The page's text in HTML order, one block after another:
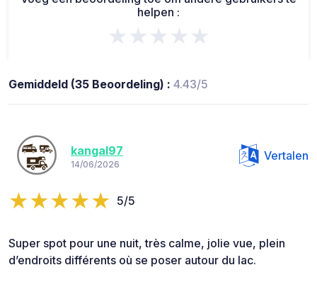
helpen :
★★★★★
Gemiddeld (35 Beoordeling) : 4.43/5
kangal97
14/06/2026
Vertalen
5/5
Super spot pour une nuit, très calme, jolie vue, plein
d’endroits différents où se poser autour du lac.